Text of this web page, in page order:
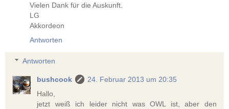
Vielen Dank für die Auskunft.
LG
Akkordeon
Antworten
Antworten
bushcook
24. Februar 2013 um 20:35
Hallo,
jetzt weiß ich leider nicht was OWL ist, aber den